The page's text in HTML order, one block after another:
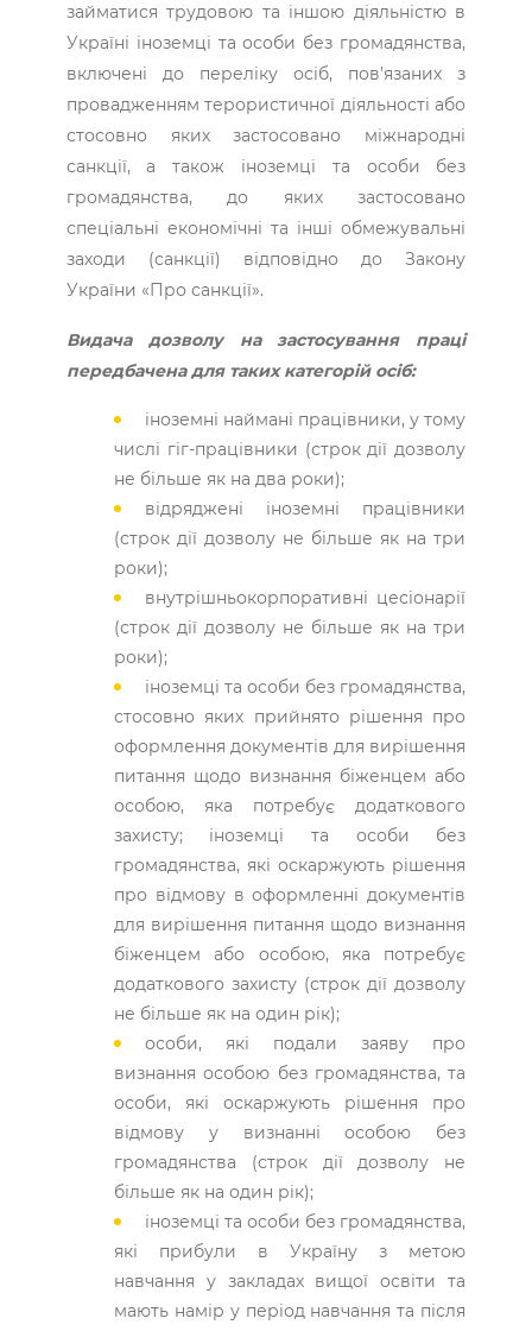
займатися трудовою та іншою діяльністю в
Україні іноземці та особи без громадянства,
включені до переліку осіб, пов’язаних з
провадженням терористичної діяльності або
стосовно яких застосовано міжнародні
санкції, а також іноземці та особи без
громадянства, до яких застосовано
спеціальні економічні та інші обмежувальні
заходи (санкції) відповідно до Закону
України «Про санкції».
Видача дозволу на застосування праці
передбачена для таких категорій осіб:
іноземні наймані працівники, у тому
числі гіг-працівники (строк дії дозволу
не більше як на два роки);
відряджені іноземні працівники
(строк дії дозволу не більше як на три
роки);
внутрішньокорпоративні цесіонарії
(строк дії дозволу не більше як на три
роки);
іноземці та особи без громадянства,
стосовно яких прийнято рішення про
оформлення документів для вирішення
питання щодо визнання біженцем або
особою, яка потребує додаткового
захисту; іноземці та особи без
громадянства, які оскаржують рішення
про відмову в оформленні документів
для вирішення питання щодо визнання
біженцем або особою, яка потребує
додаткового захисту (строк дії дозволу
не більше як на один рік);
особи, які подали заяву про
визнання особою без громадянства, та
особи, які оскаржують рішення про
відмову у визнанні особою без
громадянства (строк дії дозволу не
більше як на один рік);
іноземці та особи без громадянства,
які прибули в Україну з метою
навчання у закладах вищої освіти та
мають намір у період навчання та після